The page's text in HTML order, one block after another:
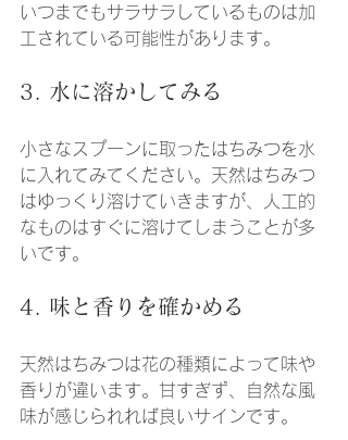
いつまでもサラサラしているものは加
工されている可能性があります。
3. 水に溶かしてみる
小さなスプーンに取ったはちみつを水
に入れてみてください。天然はちみつ
はゆっくり溶けていきますが、人工的
なものはすぐに溶けてしまうことが多
いです。
4. 味と香りを確かめる
天然はちみつは花の種類によって味や
香りが違います。甘すぎず、自然な風
味が感じられれば良いサインです。